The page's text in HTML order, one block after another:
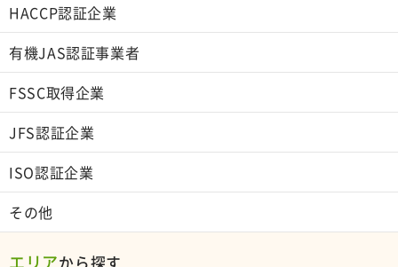
HACCP認証企業
有機JAS認証事業者
FSSC取得企業
JFS認証企業
ISO認証企業
その他
エリアから探す